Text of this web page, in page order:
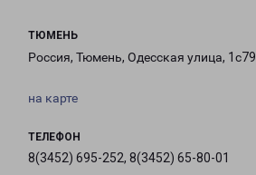
ТЮМЕНЬ
Россия, Тюмень, Одесская улица, 1с79
на карте
ТЕЛЕФОН
8(3452) 695-252, 8(3452) 65-80-01